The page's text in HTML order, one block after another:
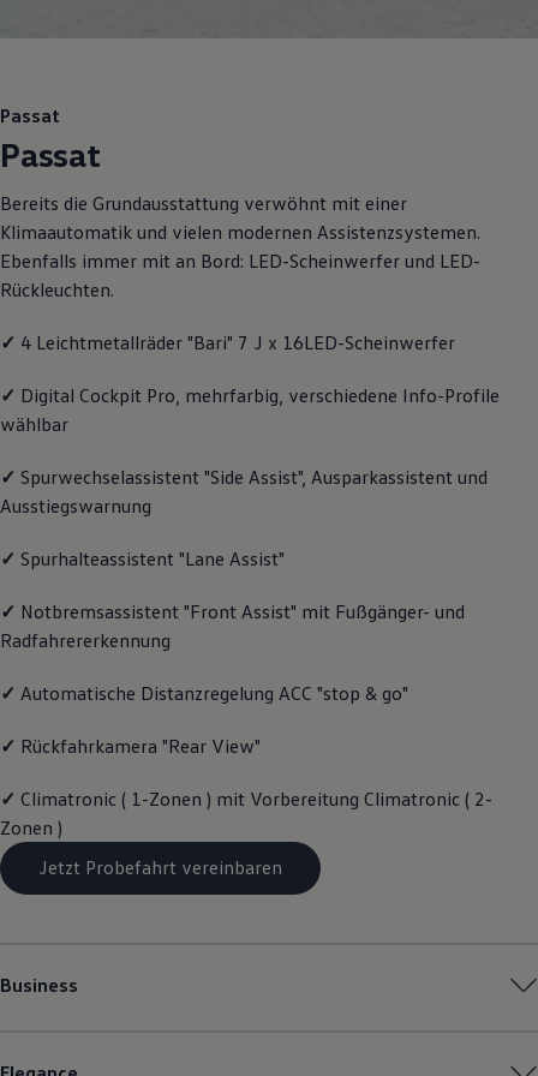
Räder und Reifen
Entertainment und Elektronik
Individualisieren
Wallbox und Ladekabel
Handy und Fahrzeug verbinden
Über Ihr Auto
Vorgängermodelle
Warn- und Kontrollleuchten
Digitale Betriebsanleitung
Magazin
Transport
Familie
Elektromobilität
Pannen- und Unfallhilfe
Volkswagen Kundenbetreuung
Passat
Passat
Bereits die Grundausstattung verwöhnt mit einer
Klimaautomatik und vielen modernen Assistenzsystemen.
Ebenfalls immer mit an Bord: LED-Scheinwerfer und LED-
Rückleuchten.
✓ 4 Leichtmetallräder "Bari" 7 J x 16LED-Scheinwerfer
✓ Digital Cockpit Pro, mehrfarbig, verschiedene Info-Profile
wählbar
✓ Spurwechselassistent "Side Assist", Ausparkassistent und
Ausstiegswarnung
✓ Spurhalteassistent "Lane Assist"
✓ Notbremsassistent "Front Assist" mit Fußgänger- und
Radfahrererkennung
✓ Automatische Distanzregelung ACC "stop & go"
✓ Rückfahrkamera "Rear View"
✓ Climatronic ( 1-Zonen ) mit Vorbereitung Climatronic ( 2-
Zonen )
Jetzt Probefahrt vereinbaren
Business